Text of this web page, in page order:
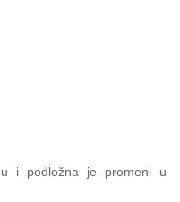
i podložna je promeni u